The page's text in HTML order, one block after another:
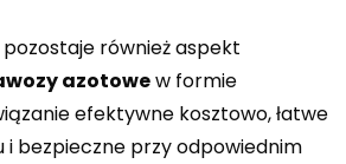
również aspekt
azotowew formie
efektywne kosztowo, łatwe
i bezpieczne przy odpowiednim